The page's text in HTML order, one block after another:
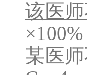
该医
某医